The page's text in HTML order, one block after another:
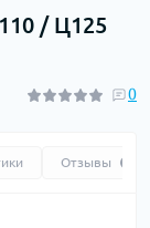
/ Ц125
0
Отзывы